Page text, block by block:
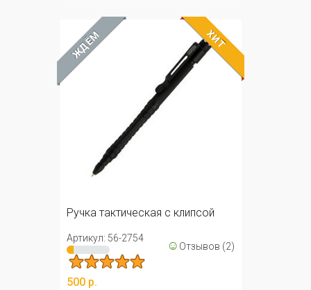
ЖДЁМ ХИТ
Ручка тактическая с клипсой
Артикул: 56-2754 ☺ Отзывов (2)
500 р.